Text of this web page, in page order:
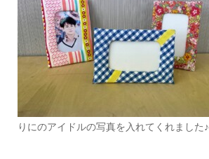
りにのアイドルの写真を入れてくれました♪